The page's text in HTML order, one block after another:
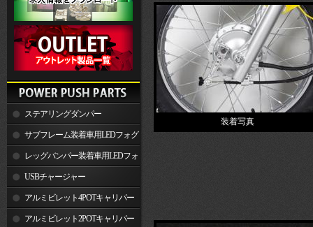
ステアリングダンパー
サブフレーム装着車用LEDフォグ
ランプレッグバンパー装着車用LEDフォ
グランプUSBチャージャー
アルミビレット4POTキャリパー
関連製品アルミビレット2POTキャリパー
装着写真